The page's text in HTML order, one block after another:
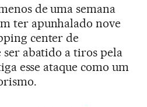
de uma semana
ter apunhalado nove
center de
ser abatido a tiros pela
esse ataque como um